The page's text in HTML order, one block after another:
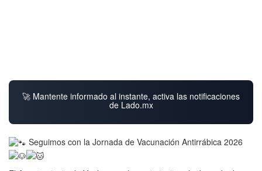
🚀 Mantente informado al instante, activa las notificaciones
de Lado.mx
Seguimos con la Jornada de Vacunación Antirrábica 2026